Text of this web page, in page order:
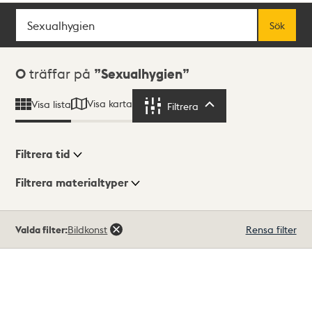
Sök
Sök
Sökresultat
0 träffar på Sexualhygien
Visa lista Visa karta Filtrera
Visningsläge
Filtrera tid
Filtrera materialtyper
träffar
Valda filter:Bildkonst Rensa filter